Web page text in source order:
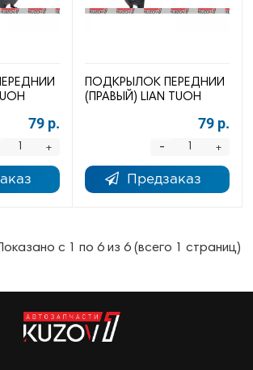
79 р.
+
ПОДКРЫЛОК ПЕРЕДНИЙ
(ПРАВЫЙ) LIAN TUOH
79 р.
+
-
Предзаказ
с 1 по 6 из 6 (всего 1 страниц)